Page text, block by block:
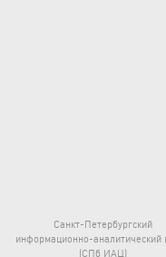
Санкт-Петербургский
информационно-аналитический
(СПб ИАЦ)